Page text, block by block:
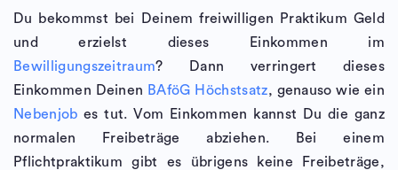
Du bekommst bei Deinem freiwilligen Praktikum Geld
und erzielst dieses Einkommen im
Bewilligungszeitraum? Dann verringert dieses
Einkommen Deinen BAföG Höchstsatz, genauso wie ein
Nebenjob es tut. Vom Einkommen kannst Du die ganz
normalen Freibeträge abziehen. Bei einem
Pflichtpraktikum gibt es übrigens keine Freibeträge,